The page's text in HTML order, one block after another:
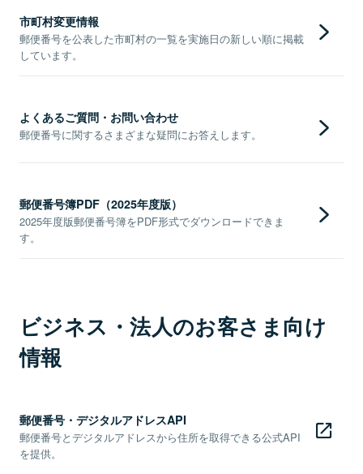
市町村変更情報
郵便番号を公表した市町村の一覧を実施日の新しい順に掲載
しています。
よくあるご質問・お問い合わせ
郵便番号に関するさまざまな疑問にお答えします。
郵便番号簿PDF（2025年度版）
2025年度版郵便番号簿をPDF形式でダウンロードできま
す。
ビジネス・法人のお客さま向け
情報
郵便番号・デジタルアドレスAPI
郵便番号とデジタルアドレスから住所を取得できる公式API
を提供。